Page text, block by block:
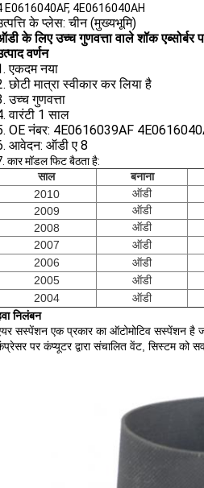
E0616040AF, 4E0616040AH
के प्लेस: चीन (मुख्यभूमि)
के लिए उच्च गुणवत्ता वाले शॉक एब्सोर्बर
वर्णन
एकदम नया
छोटी मात्रा स्वीकार कर लिया है
उच्च गुणवत्ता
वारंटी 1 साल
OE नंबर: 4E0616039AF
आवेदन: ऑडी ए 8
कार मॉडल फिट बैठता है:
साल
बनाना
2010
ऑडी
2009
ऑडी
2008
ऑडी
2007
ऑडी
2006
ऑडी
2005
ऑडी
2004
ऑडी
निलंबन
सस्पेंशन एक प्रकार का ऑटोमोटिव सस्पेंशन है
पर कंप्यूटर द्वारा संचालित वेंट, सिस्टम